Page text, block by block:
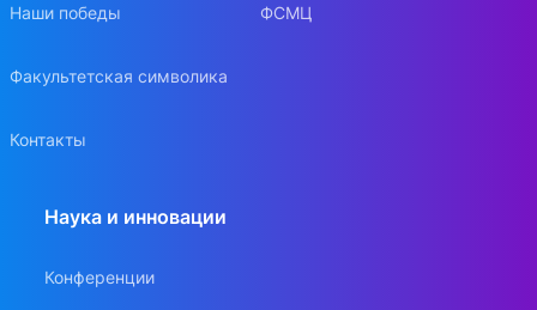
Наши победы
Факультетская символика
Контакты
ФСМЦ
Наука и инновации
Конференции